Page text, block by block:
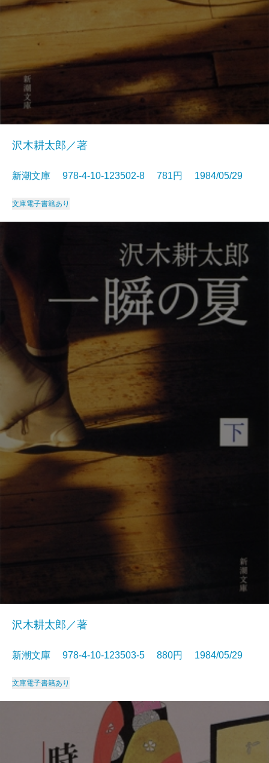
沢木耕太郎／著
新潮文庫 978-4-10-123502-8 781円 1984/05/29
文庫電子書籍あり
沢木耕太郎／著
新潮文庫 978-4-10-123503-5 880円 1984/05/29
文庫電子書籍あり